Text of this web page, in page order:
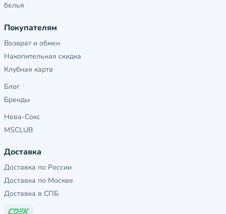
белья
Покупателям
Возврат и обмен
Накопительная скидка
Клубная карта
Блог
Бренды
Нева-Сокс
MSCLUB
Доставка
Доставка по России
Доставка по Москве
Доставка в СПБ